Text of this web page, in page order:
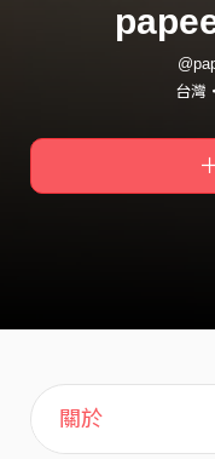
台灣
主頁
歌單
喜歡
關於